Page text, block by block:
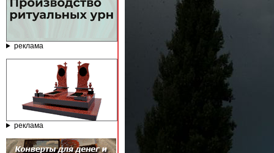
реклама
реклама